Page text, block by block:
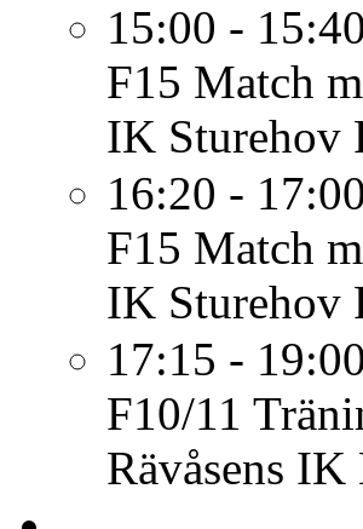
15:00 - 15:40
F15 Match
IK Sturehov
16:20 - 17:00
F15 Match
IK Sturehov
17:15 - 19:00
F10/11
Rävåsens